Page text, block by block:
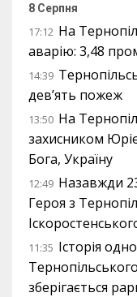
8 Серпня
17:12 На
аварію: 3,48
14:39
дев’ять пожеж
13:50 На
захисником
Бога, Україну
12:49 Назавжди
Героя з
11:35 Історія
зберігається